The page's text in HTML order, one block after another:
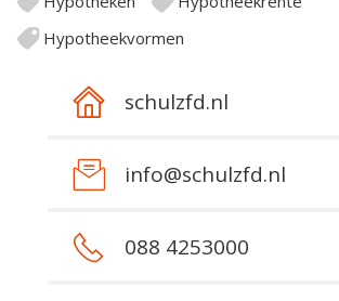
Hypotheekvormen
schulzfd.nl
info@schulzfd.nl
088 4253000